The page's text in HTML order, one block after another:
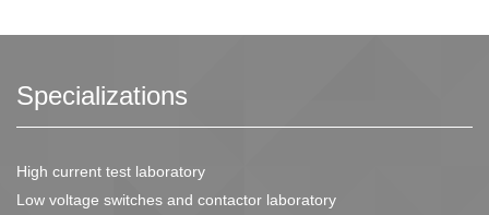
Specializations
High current test laboratory
Low voltage switches and contactor laboratory